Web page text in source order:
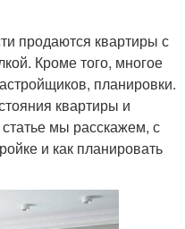
продаются квартиры с
Кроме того, многое
планировки.
квартиры и
мы расскажем, с
и как планировать